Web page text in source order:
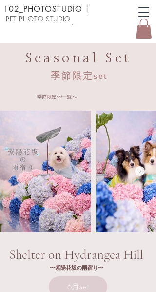
PET PHOTO STUDIO
102_PHOTOSTUDIO
Seasonal Set
季節限定set
季節限定set一覧へ
Shelter on Hydrangea Hill
〜紫陽花坂の雨宿り〜​
6月set